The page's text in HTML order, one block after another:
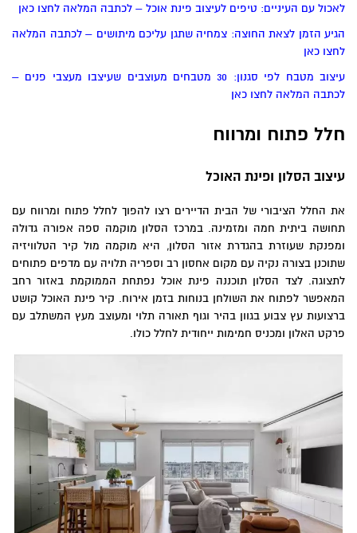
לאכול עם העיניים: טיפים לעיצוב פינת אוכל – לכתבה המלאה לחצו כאן
הגיע הזמן לצאת החוצה: צמחיה שתגן עליכם מיתושים – לכתבה המלאה
לחצו כאן
עיצוב מטבח לפי סגנון: 30 מטבחים מעוצבים שעיצבו מעצבי פנים –
לכתבה המלאה לחצו כאן
חלל פתוח ומרווח
עיצוב הסלון ופינת האוכל
את החלל הציבורי של הבית הדיירים רצו להפוך לחלל פתוח ומרווח עם
תחושה ביתית חמה ומזמינה. במרכז הסלון מוקמה ספה אפורה גדולה
ומפנקת שעוזרת בהגדרת אזור הסלון, היא מוקמה מול קיר הטלוויזיה
שתוכנן בצורה נקיה עם מקום אחסון רב וספריה תלויה עם מדפים פתוחים
לתצוגה. לצד הסלון תוכננה פינת אוכל נפתחת הממוקמת באזור רחב
המאפשר לפתוח את השולחן בנוחות בזמן אירוח. קיר פינת האוכל קושט
ברצועות עץ צבוע בגוון בהיר וגוף תאורה תלוי ומעוצב מעץ המשתלב עם
פרקט האלון ומכניס חמימות ייחודית לחלל כולו.